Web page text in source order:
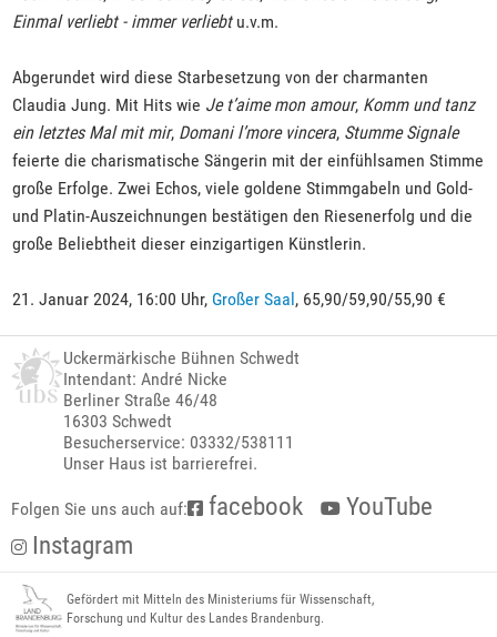
Einmal verliebt - immer verliebtu.v.m.
Abgerundet wird diese Starbesetzung von der charmanten
Claudia Jung. Mit Hits wie Je t’aime mon amour, Komm und tanz
ein letztes Mal mit mir, Domani l’more vincera, Stumme Signale
feierte die charismatische Sängerin mit der einfühlsamen Stimme
große Erfolge. Zwei Echos, viele goldene Stimmgabeln und Gold-
und Platin-Auszeichnungen bestätigen den Riesenerfolg und die
große Beliebtheit dieser einzigartigen Künstlerin.
21. Januar 2024, 16:00 Uhr, Großer Saal, 65,90/59,90/55,90 €
Uckermärkische Bühnen Schwedt
Intendant: André Nicke
Berliner Straße 46/48
16303 Schwedt
Besucherservice: 03332/538111
Unser Haus ist barrierefrei.
Folgen Sie uns auch auf: facebook
YouTube
Instagram
Gefördert mit Mitteln des Ministeriums für Wissenschaft,
Forschung und Kultur des Landes Brandenburg.